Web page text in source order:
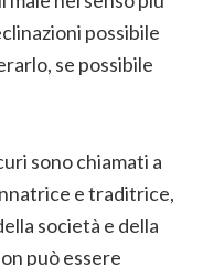
possibile
se possibile
sono chiamati a
e traditrice,
società e della
può essere